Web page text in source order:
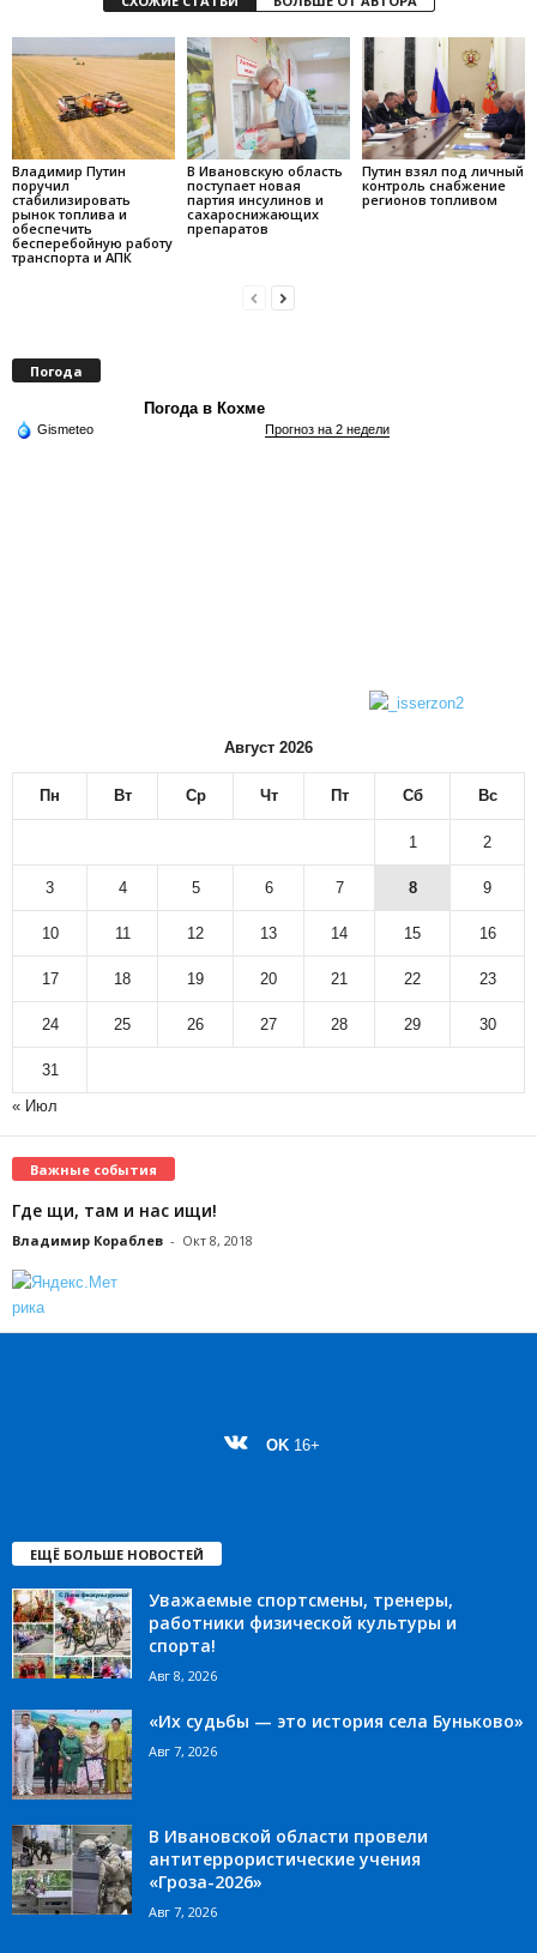
Владимир Путин
поручил
стабилизировать
рынок топлива и
обеспечить
бесперебойную работу
транспорта и АПК
В Ивановскую область
поступает новая
партия инсулинов и
сахароснижающих
препаратов
Путин взял под личный
контроль снабжение
регионов топливом
Погода
Погода в Кохме
Gismeteo Прогноз на 2 недели
Август 2026
Пн Вт Ср Чт Пт Сб Вс
1 2
3 4 5 6 7 8 9
10 11 12 13 14 15 16
17 18 19 20 21 22 23
24 25 26 27 28 29 30
31
« Июл
Важные события
Где щи, там и нас ищи!
Владимир Кораблев - Окт 8, 2018
OK 16+
ЕЩЁ БОЛЬШЕ НОВОСТЕЙ
Уважаемые спортсмены, тренеры,
работники физической культуры и
спорта!
Авг 8, 2026
«Их судьбы — это история села Буньково»
Авг 7, 2026
В Ивановской области провели
антитеррористические учения
«Гроза-2026»
Авг 7, 2026